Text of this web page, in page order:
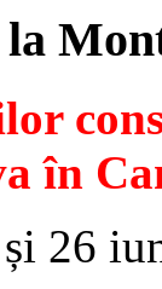
la
în
26